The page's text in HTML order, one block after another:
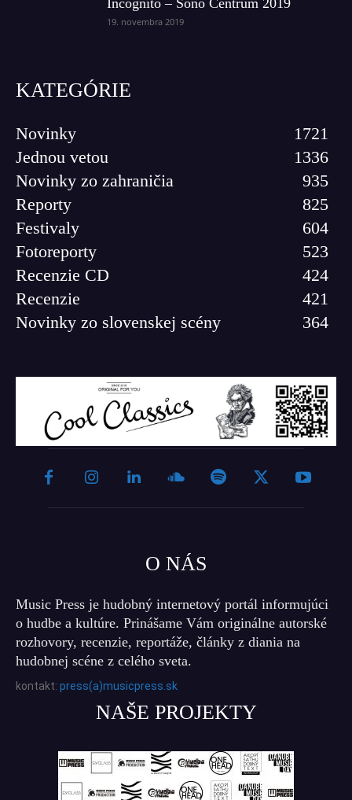
19. novembra 2019
KATEGÓRIE
Novinky
1721
Jednou vetou
1336
Novinky zo zahraničia
935
Reporty
825
Festivaly
604
Fotoreporty
523
Recenzie CD
424
Recenzie
421
Novinky zo slovenskej scény
364
O NÁS
Music Press je hudobný internetový portál informujúci
o hudbe a kultúre. Prinášame Vám originálne autorské
rozhovory, recenzie, reportáže, články z diania na
hudobnej scéne z celého sveta.
kontakt: press(a)musicpress.sk
NAŠE PROJEKTY